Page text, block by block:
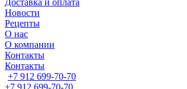
Доставка и оплата
Новости
Рецепты
О нас
О компании
Контакты
Контакты
+7 912 699-70-70
+7 912 699-70-70